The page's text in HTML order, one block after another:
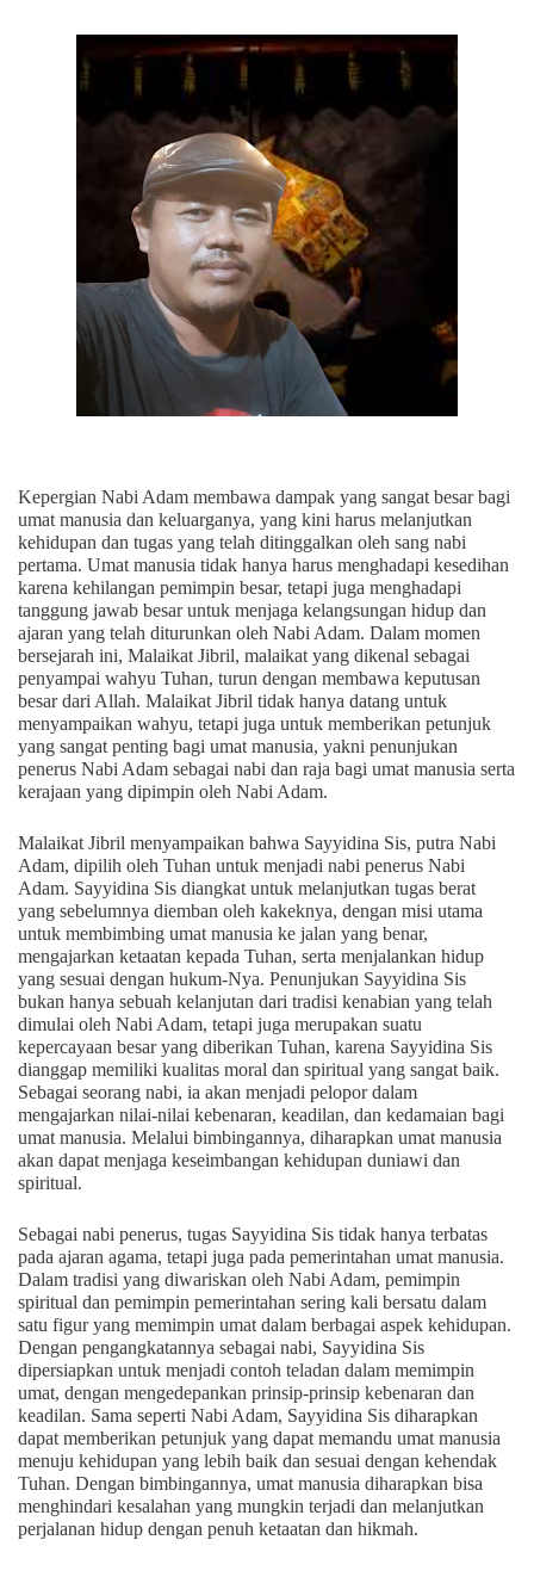
Kepergian Nabi Adam membawa dampak yang sangat besar bagi
umat manusia dan keluarganya, yang kini harus melanjutkan
kehidupan dan tugas yang telah ditinggalkan oleh sang nabi
pertama. Umat manusia tidak hanya harus menghadapi kesedihan
karena kehilangan pemimpin besar, tetapi juga menghadapi
tanggung jawab besar untuk menjaga kelangsungan hidup dan
ajaran yang telah diturunkan oleh Nabi Adam. Dalam momen
bersejarah ini, Malaikat Jibril, malaikat yang dikenal sebagai
penyampai wahyu Tuhan, turun dengan membawa keputusan
besar dari Allah. Malaikat Jibril tidak hanya datang untuk
menyampaikan wahyu, tetapi juga untuk memberikan petunjuk
yang sangat penting bagi umat manusia, yakni penunjukan
penerus Nabi Adam sebagai nabi dan raja bagi umat manusia serta
kerajaan yang dipimpin oleh Nabi Adam.
Malaikat Jibril menyampaikan bahwa Sayyidina Sis, putra Nabi
Adam, dipilih oleh Tuhan untuk menjadi nabi penerus Nabi
Adam. Sayyidina Sis diangkat untuk melanjutkan tugas berat
yang sebelumnya diemban oleh kakeknya, dengan misi utama
untuk membimbing umat manusia ke jalan yang benar,
mengajarkan ketaatan kepada Tuhan, serta menjalankan hidup
yang sesuai dengan hukum-Nya. Penunjukan Sayyidina Sis
bukan hanya sebuah kelanjutan dari tradisi kenabian yang telah
dimulai oleh Nabi Adam, tetapi juga merupakan suatu
kepercayaan besar yang diberikan Tuhan, karena Sayyidina Sis
dianggap memiliki kualitas moral dan spiritual yang sangat baik.
Sebagai seorang nabi, ia akan menjadi pelopor dalam
mengajarkan nilai-nilai kebenaran, keadilan, dan kedamaian bagi
umat manusia. Melalui bimbingannya, diharapkan umat manusia
akan dapat menjaga keseimbangan kehidupan duniawi dan
spiritual.
Sebagai nabi penerus, tugas Sayyidina Sis tidak hanya terbatas
pada ajaran agama, tetapi juga pada pemerintahan umat manusia.
Dalam tradisi yang diwariskan oleh Nabi Adam, pemimpin
spiritual dan pemimpin pemerintahan sering kali bersatu dalam
satu figur yang memimpin umat dalam berbagai aspek kehidupan.
Dengan pengangkatannya sebagai nabi, Sayyidina Sis
dipersiapkan untuk menjadi contoh teladan dalam memimpin
umat, dengan mengedepankan prinsip-prinsip kebenaran dan
keadilan. Sama seperti Nabi Adam, Sayyidina Sis diharapkan
dapat memberikan petunjuk yang dapat memandu umat manusia
menuju kehidupan yang lebih baik dan sesuai dengan kehendak
Tuhan. Dengan bimbingannya, umat manusia diharapkan bisa
menghindari kesalahan yang mungkin terjadi dan melanjutkan
perjalanan hidup dengan penuh ketaatan dan hikmah.